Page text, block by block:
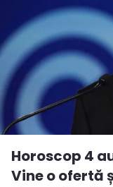
Horoscop 4
Vine o ofertă